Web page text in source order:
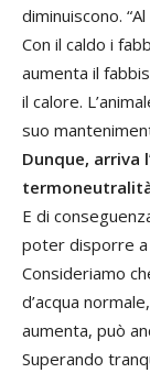
diminuiscono.
Con il caldo i
aumenta il
il calore.
suo
Dunque, arriva
E di
poter disporre a
Consideriamo
d’acqua
aumenta, può
Superando